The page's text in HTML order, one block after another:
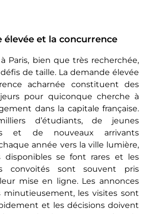
élevée et la concurrence
Paris, bien que très recherchée,
de taille. La demande élevée
acharnée constituеnt dеs
pour quiconque chеrchе à
dans la capitale française.
d’étudiants, de jeunes
еt dе nouvеaux arrivants
année vers la ville lumière,
disponibles sе font rarеs et les
convoités sont souvеnt pris
mise en ligne. Les annonces
minutieusement, les visites sont
et les décisions doivent